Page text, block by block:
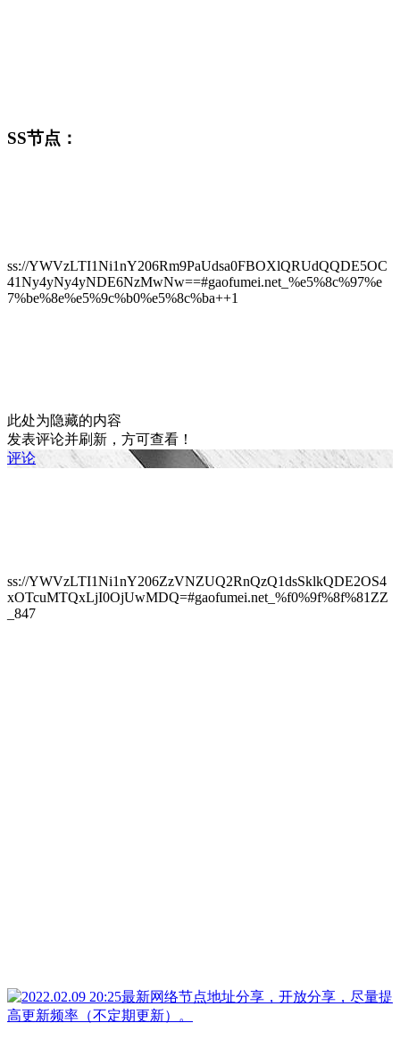
SS节点：
ss://YWVzLTI1Ni1nY206Rm9PaUdsa0FBOXlQRUdQQDE5OC
41Ny4yNy4yNDE6NzMwNw==#gaofumei.net_%e5%8c%97%e
7%be%8e%e5%9c%b0%e5%8c%ba++1
此处为隐藏的内容
发表评论并刷新，方可查看！
评论
ss://YWVzLTI1Ni1nY206ZzVNZUQ2RnQzQ1dsSklkQDE2OS4
xOTcuMTQxLjI0OjUwMDQ=#gaofumei.net_%f0%9f%8f%81ZZ
_847